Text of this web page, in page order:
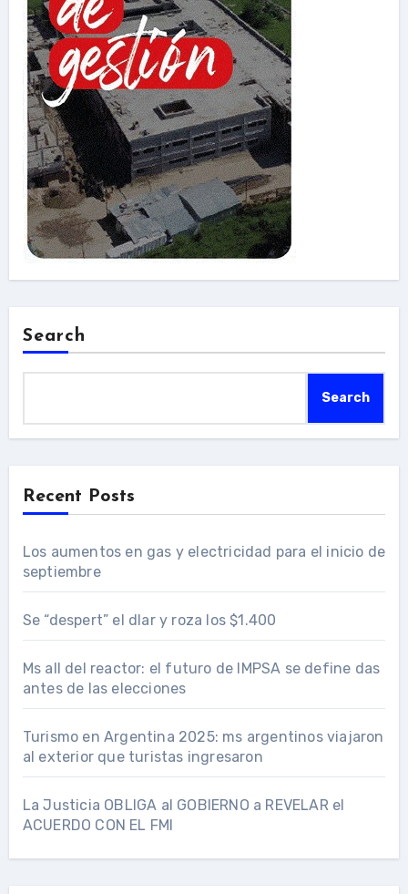
Search
Search
Recent Posts
Los aumentos en gas y electricidad para el inicio de
septiembre
Se “despert” el dlar y roza los $1.400
Ms all del reactor: el futuro de IMPSA se define das
antes de las elecciones
Turismo en Argentina 2025: ms argentinos viajaron
al exterior que turistas ingresaron
La Justicia OBLIGA al GOBIERNO a REVELAR el
ACUERDO CON EL FMI